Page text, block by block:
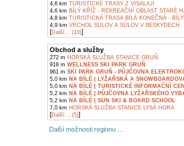
4,6 km TURISTICKÉ TRASY Z VISALAJÍ
4,6 km BÍLÝ KŘÍŽ - REKREAČNÍ OBLAST STARÉ
4,8 km TURISTICKÁ TRASA BÍLÁ KONEČNÁ -
4,9 km VRCHOL SULOV A SÚLOV V BESKYDECH
[Další... (10)]
Obchod a služby
272 m HORSKÁ SLUŽBA STANICE GRUŇ
918 m WELLNESS SKI PARK GRUŇ
961 m SKI PARK GRUŇ - PŮJČOVNA
5,0 km NA BÍLÉ | LYŽAŘSKÁ A
5,0 km NA BÍLÉ | TURISTICKÉ INFORMAČNÍ
5,2 km NA BÍLÉ | PŮJČOVNA LYŽAŘSKÉHO
5,2 km NA BÍLÉ | SUN SKI & BOARD SCHOOL
7,0 km HORSKÁ SLUŽBA STANICE LYSÁ HORA
[Další... (5)]
Další možnosti regionu ...